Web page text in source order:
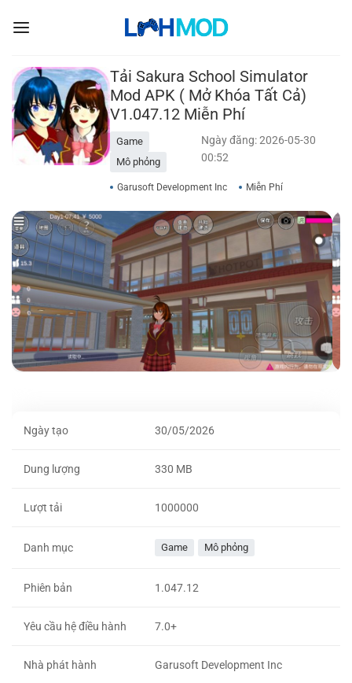
qua
dung
Tải Sakura School Simulator
Mod APK ( Mở Khóa Tất Cả)
V1.047.12 Miễn Phí
Game
Mô phỏng
Ngày đăng: 2026-05-30
00:52
Garusoft Development Inc Miễn Phí
Ngày tạo 30/05/2026
Dung lượng 330 MB
Lượt tải 1000000
Danh mục Game Mô phỏng
Phiên bản 1.047.12
Yêu cầu hệ điều hành 7.0+
Nhà phát hành Garusoft Development Inc